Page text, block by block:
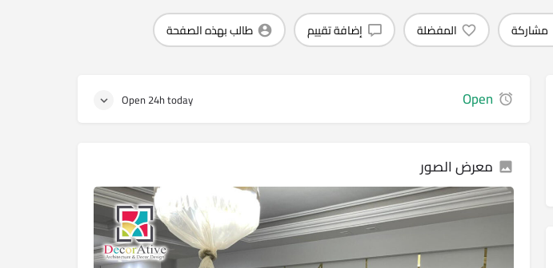
مشاركة المفضلة إضافة تقييم طالب بهذه الصفحة
Open
Open 24h today
معرض الصور